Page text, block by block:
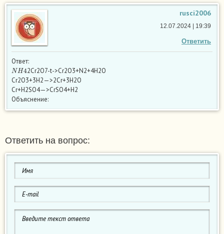
rusci2006
Ответить
12.07.2024 | 19:39
Ответ:
NH4 2Cr2O7-t->Cr2O3+N2+4H2O
Cr2O3+3H2—>2Cr+3H2O
Cr+H2SO4—>CrSO4+H2
Объяснение:
Ответить на вопрос: